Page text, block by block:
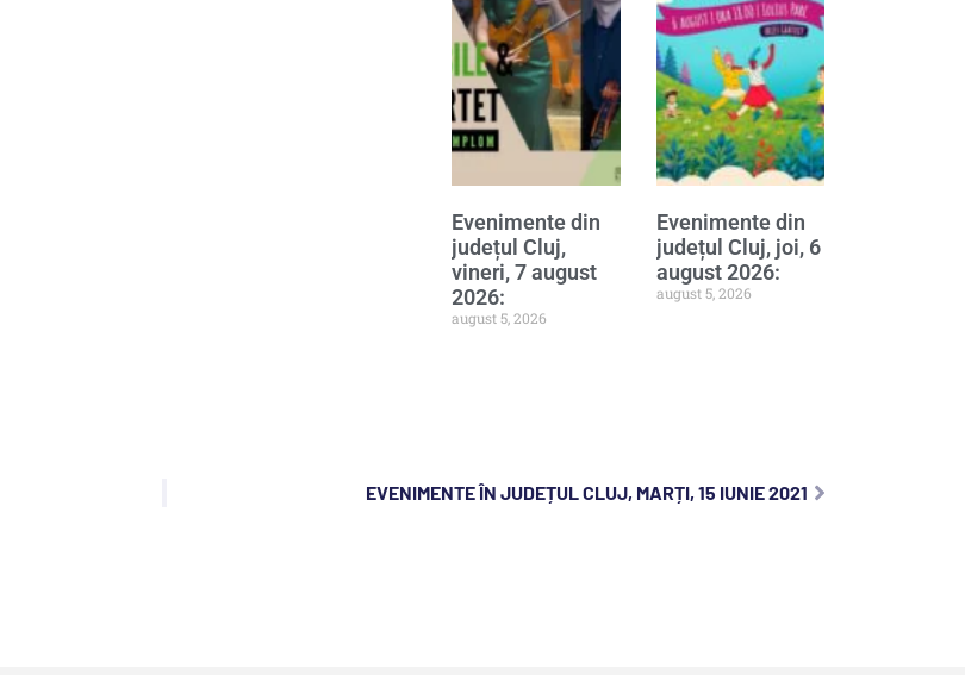
Evenimente din
județul Cluj,
vineri, 7 august
2026:
august 5, 2026
Evenimente din
județul Cluj, joi, 6
august 2026:
august 5, 2026
EVENIMENTE ÎN JUDEȚUL CLUJ, MARȚI, 15 IUNIE 2021